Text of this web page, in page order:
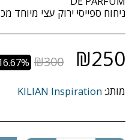
ניחוח ספייסי ירוק עצי מיוחד
₪250
₪300
מותג:KILIAN Inspiration